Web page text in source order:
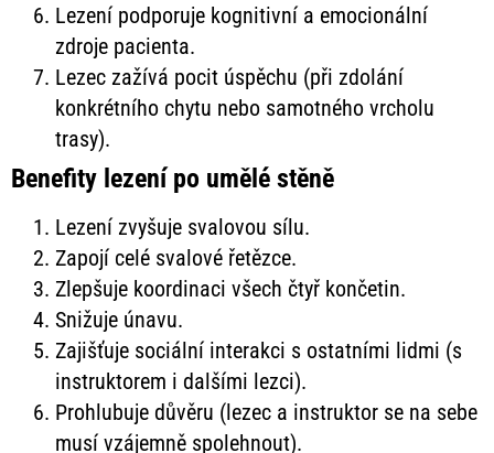
Lezení podporuje kognitivní a emocionální
zdroje pacienta.
Lezec zažívá pocit úspěchu (při zdolání
konkrétního chytu nebo samotného vrcholu
trasy).
Benefity lezení po umělé stěně
Lezení zvyšuje svalovou sílu.
Zapojí celé svalové řetězce.
Zlepšuje koordinaci všech čtyř končetin.
Snižuje únavu.
Zajišťuje sociální interakci s ostatními lidmi (s
instruktorem i dalšími lezci).
Prohlubuje důvěru (lezec a instruktor se na sebe
musí vzájemně spolehnout).